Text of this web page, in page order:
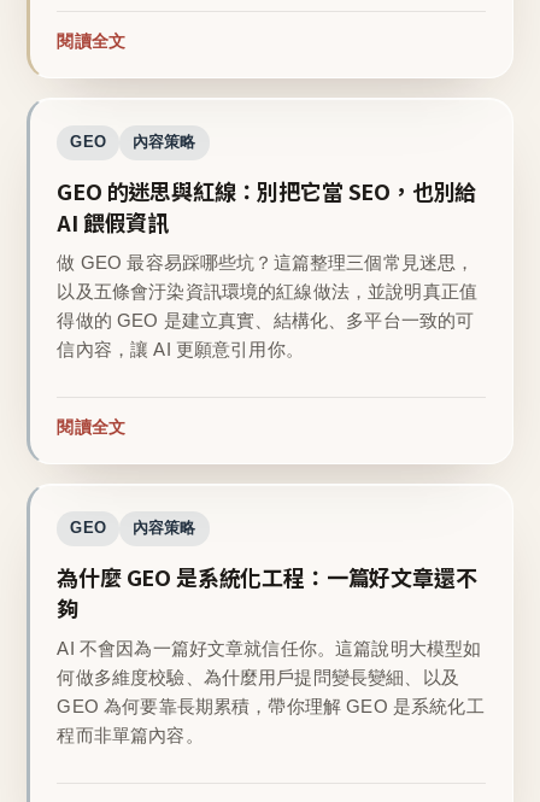
閱讀全文
GEO 內容策略
GEO 的迷思與紅線：別把它當 SEO，也別給
AI 餵假資訊
做 GEO 最容易踩哪些坑？這篇整理三個常見迷思，
以及五條會汙染資訊環境的紅線做法，並說明真正值
得做的 GEO 是建立真實、結構化、多平台一致的可
信內容，讓 AI 更願意引用你。
閱讀全文
GEO 內容策略
為什麼 GEO 是系統化工程：一篇好文章還不
夠
AI 不會因為一篇好文章就信任你。這篇說明大模型如
何做多維度校驗、為什麼用戶提問變長變細、以及
GEO 為何要靠長期累積，帶你理解 GEO 是系統化工
程而非單篇內容。